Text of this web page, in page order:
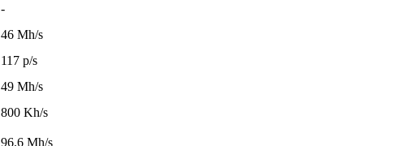
-
46 Mh/s
117 p/s
49 Mh/s
800 Kh/s
96.6 Mh/s